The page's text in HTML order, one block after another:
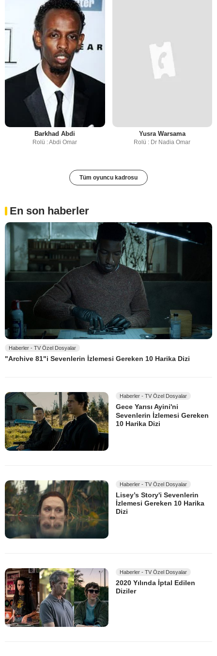
Barkhad Abdi
Rolü : Abdi Omar
Yusra Warsama
Rolü : Dr Nadia Omar
Tüm oyuncu kadrosu
En son haberler
Haberler - TV Özel Dosyalar
"Archive 81"i Sevenlerin İzlemesi Gereken 10 Harika Dizi
Haberler - TV Özel Dosyalar
Gece Yarısı Ayini'ni
Sevenlerin İzlemesi Gereken
10 Harika Dizi
Haberler - TV Özel Dosyalar
Lisey’s Story'i Sevenlerin
İzlemesi Gereken 10 Harika
Dizi
Haberler - TV Özel Dosyalar
2020 Yılında İptal Edilen
Diziler